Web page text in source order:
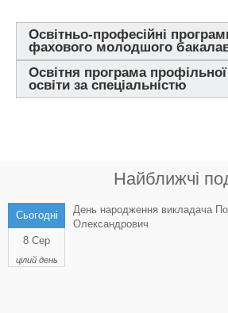
Освітньо-професійні
фахового молодшого
Освітня програма
освіти за спеціальністю
Найближчі
Сьогодні
8 Сер
цілий день
День народження викладача
Олександрович